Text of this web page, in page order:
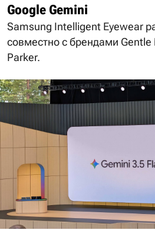
Google Gemini
Samsung Intelligent Eyewear
совместно с брендами Gentle
Parker.